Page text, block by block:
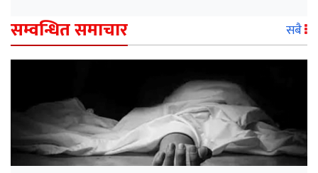
सम्वन्धित समाचार सबै